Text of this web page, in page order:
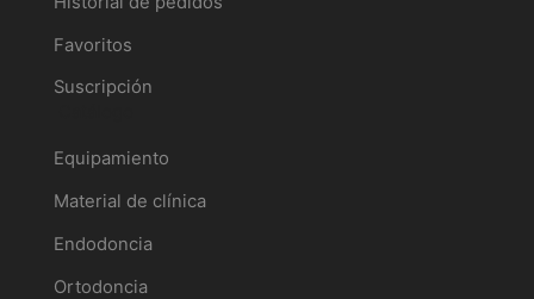
Favoritos
Suscripción
Equipamiento
Material de clínica
Endodoncia
Ortodoncia